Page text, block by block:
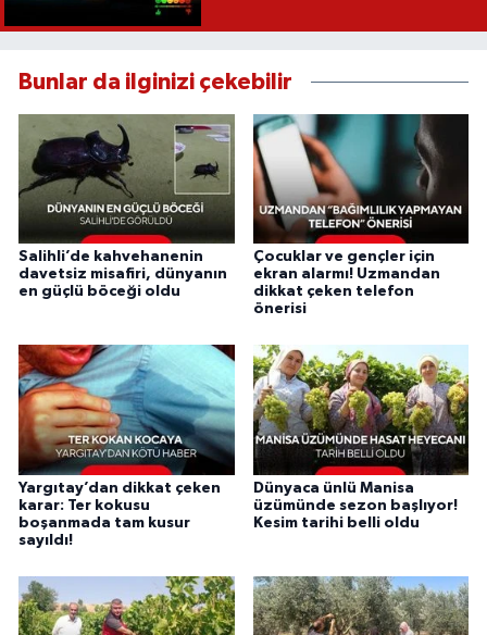
Bunlar da ilginizi çekebilir
Salihli’de kahvehanenin
davetsiz misafiri, dünyanın
en güçlü böceği oldu
Çocuklar ve gençler için
ekran alarmı! Uzmandan
dikkat çeken telefon
önerisi
Yargıtay’dan dikkat çeken
karar: Ter kokusu
boşanmada tam kusur
sayıldı!
Dünyaca ünlü Manisa
üzümünde sezon başlıyor!
Kesim tarihi belli oldu